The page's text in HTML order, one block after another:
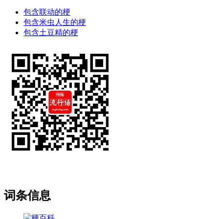
包含联动的梗
包含米虫人生的梗
包含土豆精的梗
词条信息